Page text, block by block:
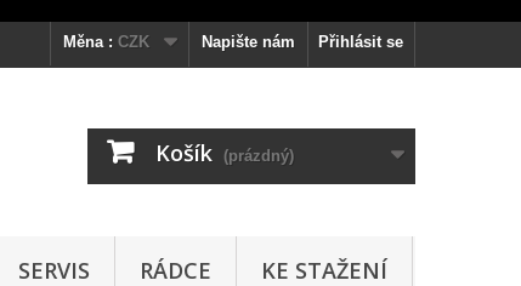
Přihlásit se
Napište nám
Měna : CZK
Košík (prázdný)
SERVIS RÁDCE KE STAŽENÍ